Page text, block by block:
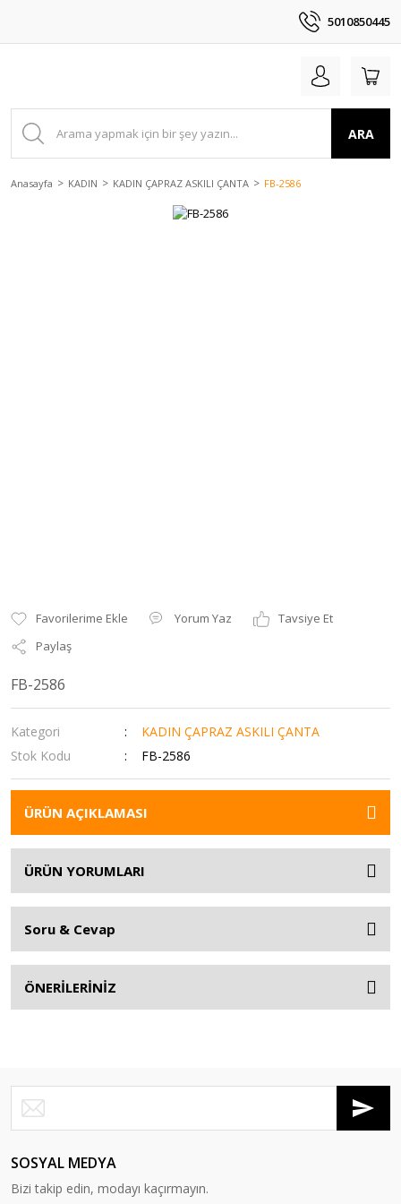
5010850445
ARA
Anasayfa KADIN KADIN ÇAPRAZ ASKILI ÇANTA FB-2586
Yorum Yaz
Tavsiye Et
Paylaş
FB-2586
Kategori
KADIN ÇAPRAZ ASKILI ÇANTA
Stok Kodu
FB-2586
ÜRÜN AÇIKLAMASI
ÜRÜN YORUMLARI
Soru & Cevap
ÖNERİLERİNİZ
SOSYAL MEDYA
Bizi takip edin, modayı kaçırmayın.